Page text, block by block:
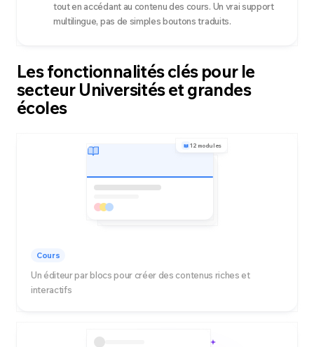
tout en accédant au contenu des cours. Un vrai support
multilingue, pas de simples boutons traduits.
Les fonctionnalités clés pour le
secteur Universités et grandes
écoles
12 modules
Cours
Un éditeur par blocs pour créer des contenus riches et
interactifs